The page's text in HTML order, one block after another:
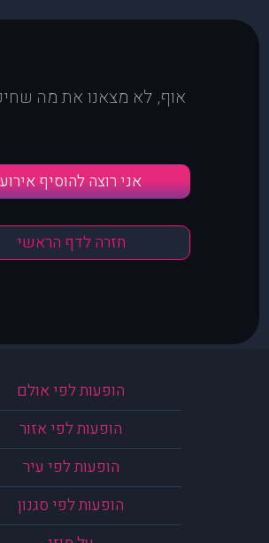
אוף, לא מצאנו את מה
אני רוצה להוסיף אירוע
חזרה לדף הראשי
הופעות לפי אולם
הופעות לפי אזור
הופעות לפי עיר
הופעות לפי סגנון